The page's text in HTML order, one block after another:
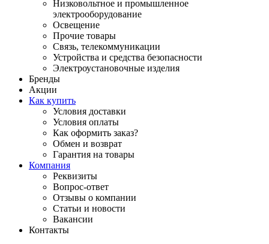
Низковольтное и промышленное
электрооборудование
Освещение
Прочие товары
Связь, телекоммуникации
Устройства и средства безопасности
Электроустановочные изделия
Бренды
Акции
Как купить
Условия доставки
Условия оплаты
Как оформить заказ?
Обмен и возврат
Гарантия на товары
Компания
Реквизиты
Вопрос-ответ
Отзывы о компании
Статьи и новости
Вакансии
Контакты